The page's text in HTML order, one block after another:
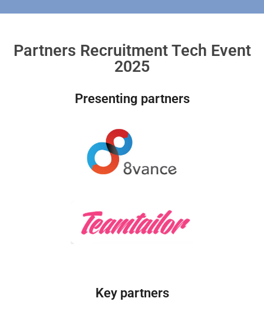
Partners Recruitment Tech Event
2025
Presenting partners
Key partners